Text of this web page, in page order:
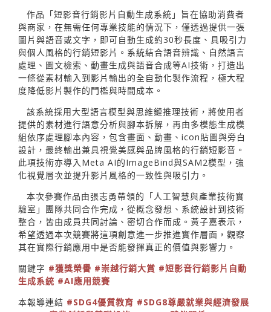
作品「短影音行銷影片自動生成系統」旨在協助消費者
與商家，在無需任何專業技能的情況下，僅透過提供一張
圖片與語音或文字，即可自動生成約30秒長度、具吸引力
與個人風格的行銷短影片。系統結合語音辨識、自然語言
處理、圖文檢索、動畫生成與語音合成等AI技術，打造出
一條從素材輸入到影片輸出的全自動化製作流程，極大程
度降低影片製作的門檻與時間成本。
該系統採用大型語言模型與思維鏈推理技術，將使用者
提供的素材進行語意分析與腳本拆解，再由多模態生成模
組依序處理腳本內容，包含畫面、動畫、icon貼圖與旁白
設計，最終輸出兼具視覺美感與品牌風格的行銷短影音。
此項技術亦導入Meta AI的ImageBind與SAM2模型，強
化視覺層次並提升影片風格的一致性與吸引力。
本次參賽作品由張志勇帶領的「人工智慧與產業技術實
驗室」團隊共同合作完成，從概念發想、系統設計到技術
整合，皆由成員共同討論、密切合作而成。黃子嘉表示，
希望透過本次競賽將這項創意進一步推進實作層面，觀察
其在實際行銷應用中是否能發揮真正的價值與影響力。
關鍵字 #獲獎榮譽 #崇越行銷大賞 #短影音行銷影片自動
生成系統 #AI應用競賽
本報導連結 #SDG4優質教育 #SDG8尊嚴就業與經濟發展